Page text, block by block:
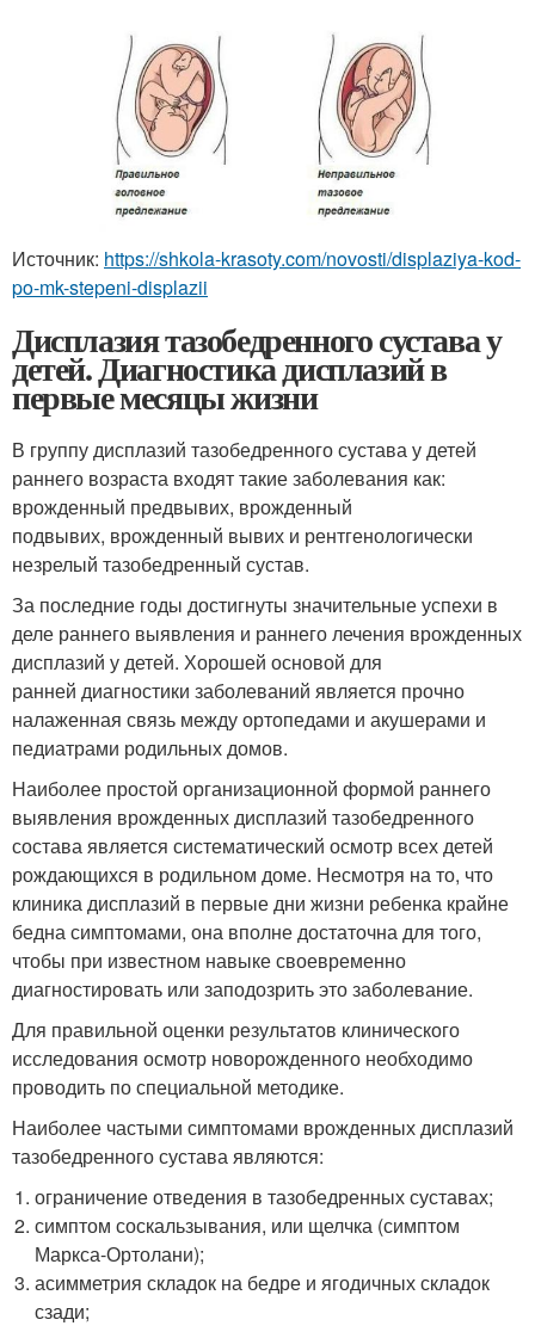
Источник: https://shkola-krasoty.com/novosti/displaziya-kod-
po-mk-stepeni-displazii
Дисплазия тазобедренного сустава у
детей. Диагностика дисплазий в
первые месяцы жизни
В группу дисплазий тазобедренного сустава у детей
раннего возраста входят такие заболевания как:
врожденный предвывих, врожденный
подвывих, врожденный вывих и рентгенологически
незрелый тазобедренный сустав.
За последние годы достигнуты значительные успехи в
деле раннего выявления и раннего лечения врожденных
дисплазий у детей. Хорошей основой для
ранней диагностики заболеваний является прочно
налаженная связь между ортопедами и акушерами и
педиатрами родильных домов.
Наиболее простой организационной формой раннего
выявления врожденных дисплазий тазобедренного
состава является систематический осмотр всех детей
рождающихся в родильном доме. Несмотря на то, что
клиника дисплазий в первые дни жизни ребенка крайне
бедна симптомами, она вполне достаточна для того,
чтобы при известном навыке своевременно
диагностировать или заподозрить это заболевание.
Для правильной оценки результатов клинического
исследования осмотр новорожденного необходимо
проводить по специальной методике.
Наиболее частыми симптомами врожденных дисплазий
тазобедренного сустава являются:
ограничение отведения в тазобедренных суставах;
симптом соскальзывания, или щелчка (симптом
Маркса-Ортолани);
асимметрия складок на бедре и ягодичных складок
сзади;